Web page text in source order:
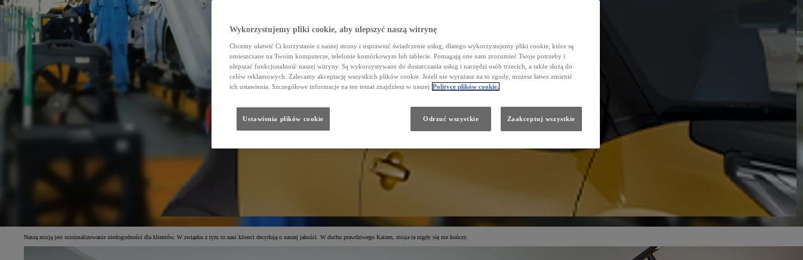
Naszą misją jest minimalizowanie niedogodności dla klientów. W związku z tym to nasi klienci decydują o naszej jakości. W duchu prawdziwego Kaizen, misja ta nigdy się nie kończy.
Wykorzystujemy pliki cookie, aby ulepszyć naszą witrynę
Chcemy ułatwić Ci korzystanie z naszej strony i usprawnić świadczenie usług, dlatego wykorzystujemy pliki cookie, które są
umieszczane na Twoim komputerze, telefonie komórkowym lub tablecie. Pomagają one nam zrozumieć Twoje potrzeby i
ulepszać funkcjonalność naszej witryny. Są wykorzystywane do dostarczania usług i narzędzi osób trzecich, a także służą do
celów reklamowych. Zalecamy akceptację wszystkich plików cookie. Jeżeli nie wyrażasz na to zgody, możesz łatwo zmienić
ich ustawienia. Szczegółowe informacje na ten temat znajdziesz w naszej Polityce plików cookie.
Ustawienia plików cookie Odrzuć wszystkie Zaakceptuj wszystkie